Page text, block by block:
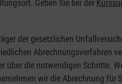
Geben Sie bei der
der gesetzlichen
Abrechnungsverfahren
über die notwendigen Schritte.
wir die Abrechnung für